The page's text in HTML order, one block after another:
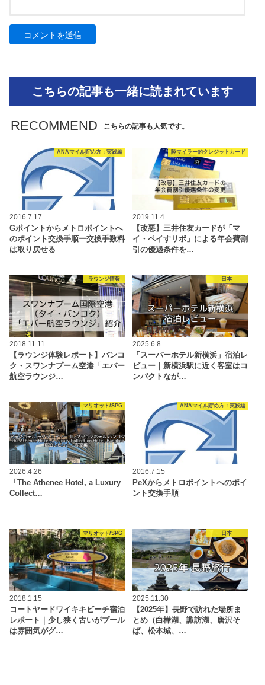
こちらの記事も一緒に読まれています
RECOMMEND こちらの記事も人気です。
ANAマイル貯め方：実践編
2016.7.17
Gポイントからメトロポイントへ
のポイント交換手順ー交換手数料
は取り戻せる
陸マイラー的クレジットカード
2019.11.4
【改悪】三井住友カードが「マ
イ・ペイすリボ」による年会費割
引の優遇条件を…
ラウンジ情報
2018.11.11
【ラウンジ体験レポート】バンコ
ク・スワンナプーム空港「エバー
航空ラウンジ…
日本
2025.6.8
「スーパーホテル新横浜」宿泊レ
ビュー｜新横浜駅に近く客室はコ
ンパクトなが…
マリオット/SPG
2026.4.26
「The Athenee Hotel, a Luxury
Collect…
ANAマイル貯め方：実践編
2016.7.15
PeXからメトロポイントへのポイ
ント交換手順
マリオット/SPG
2018.1.15
コートヤードワイキキビーチ宿泊
レポート｜少し狭く古いがプール
は雰囲気がグ…
日本
2025.11.30
【2025年】長野で訪れた場所ま
とめ（白樺湖、諏訪湖、唐沢そ
ば、松本城、…